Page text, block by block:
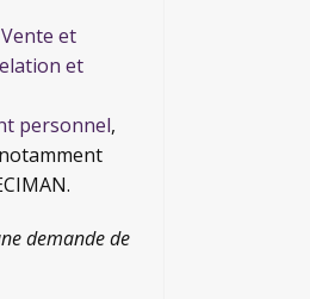
Vente et
et
personnel,
demande de